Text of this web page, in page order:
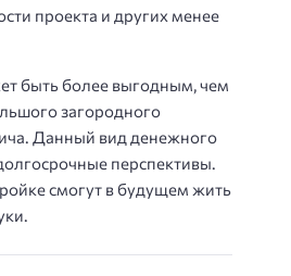
проекта и других менее
быть более выгодным, чем
загородного
Данный вид денежного
перспективы.
смогут в будущем жить